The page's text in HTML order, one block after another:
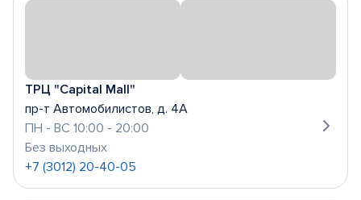
ТРЦ "Capital Mall"
пр-т Автомобилистов, д. 4А
ПН - ВС 10:00 - 20:00
Без выходных
+7 (3012) 20-40-05